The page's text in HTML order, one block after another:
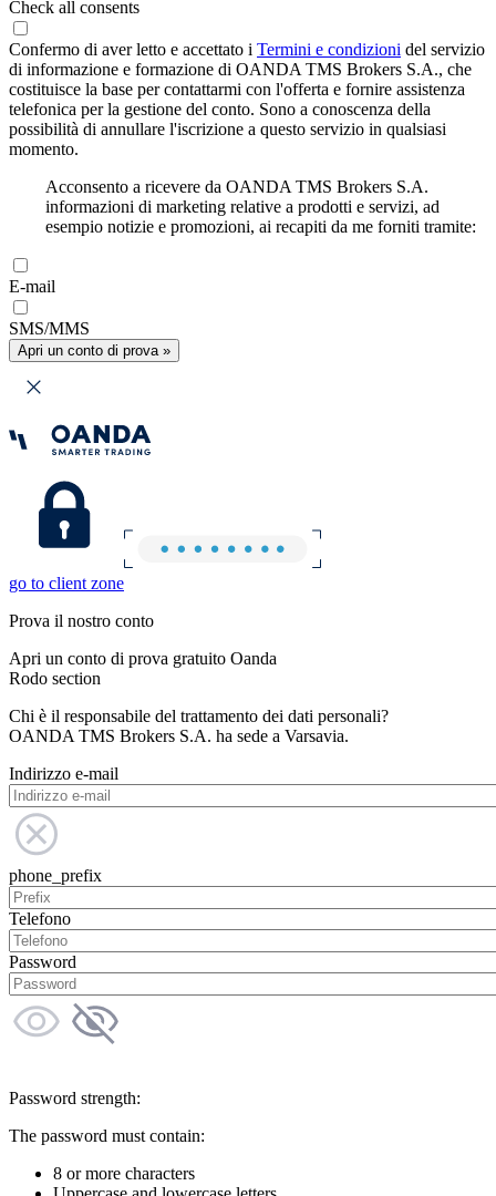
Check all consents
Confermo di aver letto e accettato i Termini e condizioni del servizio
di informazione e formazione di OANDA TMS Brokers S.A., che
costituisce la base per contattarmi con l'offerta e fornire assistenza
telefonica per la gestione del conto. Sono a conoscenza della
possibilità di annullare l'iscrizione a questo servizio in qualsiasi
momento.
Acconsento a ricevere da OANDA TMS Brokers S.A.
informazioni di marketing relative a prodotti e servizi, ad
esempio notizie e promozioni, ai recapiti da me forniti tramite:
E-mail
SMS/MMS
Apri un conto di prova »
go to client zone
Prova il nostro conto
Apri un conto di prova gratuito Oanda
Rodo section
Chi è il responsabile del trattamento dei dati personali?
OANDA TMS Brokers S.A. ha sede a Varsavia.
Indirizzo e-mail
phone_prefix
Telefono
Password
Password strength:
The password must contain:
8 or more characters